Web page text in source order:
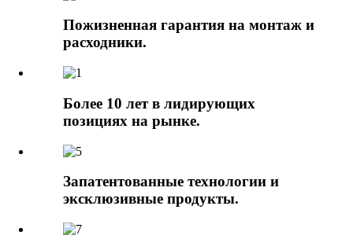
Пожизненная гарантия на монтаж и
расходники.
Более 10 лет в лидирующих
позициях на рынке.
Запатентованные технологии и
эксклюзивные продукты.